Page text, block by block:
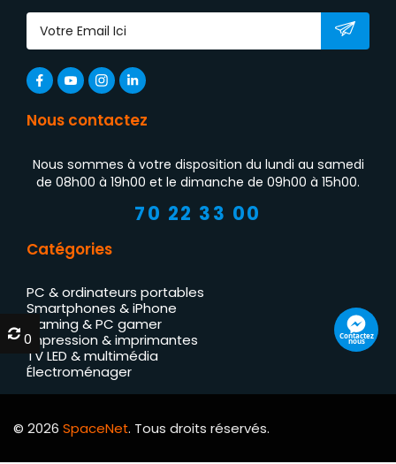
Nous contactez
Nous sommes à votre disposition du lundi au samedi
de 08h00 à 19h00 et le dimanche de 09h00 à 15h00.
70 22 33 00
Catégories
PC & ordinateurs portables
Smartphones & iPhone
Gaming & PC gamer
Impression & imprimantes
TV LED & multimédia
Électroménager
© 2026 SpaceNet. Tous droits réservés.
Contactez
nous
0
0